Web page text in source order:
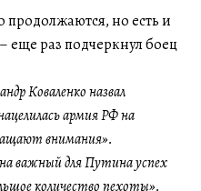
продолжаются, но есть и
еще раз подчеркнул боец
Коваленко назвал
армия РФ на
внимания».
важный для Путина успех
количество пехоты».